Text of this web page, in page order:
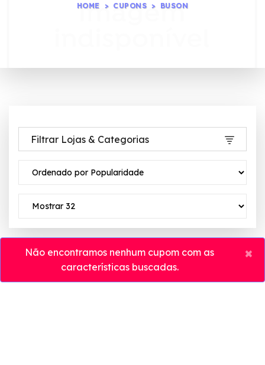
HOME CUPONS BUSON
Filtrar Lojas & Categorias
Não encontramos nenhum cupom com as
características buscadas.
×